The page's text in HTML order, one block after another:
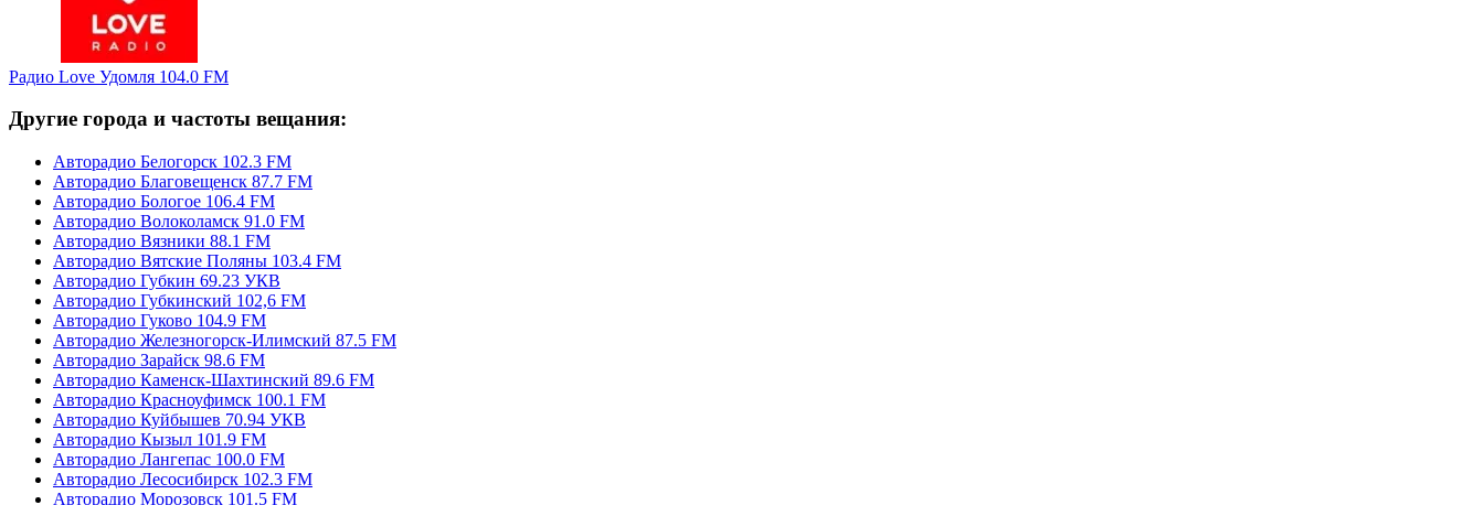
Радио Love Удомля 104.0 FM
Другие города и частоты вещания:
Авторадио Белогорск 102.3 FM
Авторадио Благовещенск 87.7 FM
Авторадио Бологое 106.4 FM
Авторадио Волоколамск 91.0 FM
Авторадио Вязники 88.1 FM
Авторадио Вятские Поляны 103.4 FM
Авторадио Губкин 69.23 УКВ
Авторадио Губкинский 102,6 FM
Авторадио Гуково 104.9 FM
Авторадио Железногорск-Илимский 87.5 FM
Авторадио Зарайск 98.6 FM
Авторадио Каменск-Шахтинский 89.6 FM
Авторадио Красноуфимск 100.1 FM
Авторадио Куйбышев 70.94 УКВ
Авторадио Кызыл 101.9 FM
Авторадио Лангепас 100.0 FM
Авторадио Лесосибирск 102.3 FM
Авторадио Морозовск 101.5 FM